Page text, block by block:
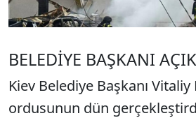
BELEDİYE BAŞKANI
Kiev Belediye Başkanı Vitaliy
ordusunun dün